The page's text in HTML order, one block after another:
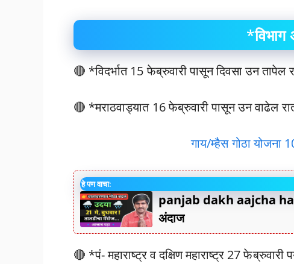
🔴 *विदर्भात 15 फेब्रुवारी पासून दिवसा उन
🔴 *मराठवाड्यात 16 फेब्रुवारी पासून उन वाढेल
गाय/म्हैस गोठा योजना
हे पण वाचा:
panjab dakh aajcha
अंदाज
🔴 *पं- महाराष्ट्र व दक्षिण महाराष्ट्र 27